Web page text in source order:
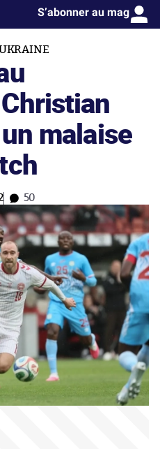
S’abonner au mag
malaise
50